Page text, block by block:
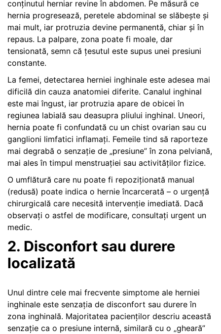
conținutul herniar revine în abdomen. Pe măsură ce
hernia progresează, peretele abdominal se slăbește și
mai mult, iar protruzia devine permanentă, chiar și în
repaus. La palpare, zona poate fi moale, dar
tensionată, semn că țesutul este supus unei presiuni
constante.
La femei, detectarea herniei inghinale este adesea mai
dificilă din cauza anatomiei diferite. Canalul inghinal
este mai îngust, iar protruzia apare de obicei în
regiunea labială sau deasupra pliului inghinal. Uneori,
hernia poate fi confundată cu un chist ovarian sau cu
ganglioni limfatici inflamați. Femeile tind să raporteze
mai degrabă o senzație de „presiune” în zona pelviană,
mai ales în timpul menstruației sau activităților fizice.
O umflătură care nu poate fi repoziționată manual
(redusă) poate indica o hernie încarcerată – o urgență
chirurgicală care necesită intervenție imediată. Dacă
observați o astfel de modificare, consultați urgent un
medic.
2. Disconfort sau durere
localizată
Unul dintre cele mai frecvente simptome ale herniei
inghinale este senzația de disconfort sau durere în
zona inghinală. Majoritatea pacienților descriu această
senzație ca o presiune internă, similară cu o „gheară”